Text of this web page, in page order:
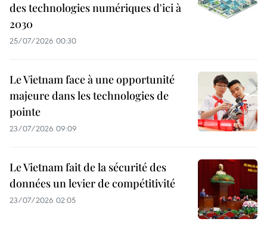
des technologies numériques d'ici à
2030
25/07/2026 00:30
Le Vietnam face à une opportunité
majeure dans les technologies de
pointe
23/07/2026 09:09
Le Vietnam fait de la sécurité des
données un levier de compétitivité
23/07/2026 02:05